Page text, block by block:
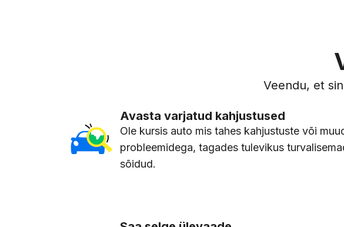
Veendu, et
Avasta varjatud kahjustused
Ole kursis auto mis tahes kahjustuste või
probleemidega, tagades tulevikus
sõidud.